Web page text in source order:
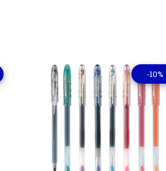
-10%